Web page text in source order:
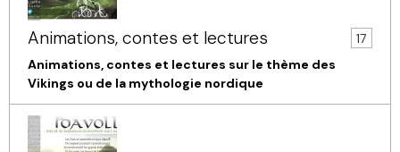
Animations, contes et lectures
17
Animations, contes et lectures sur le thème des
Vikings ou de la mythologie nordique